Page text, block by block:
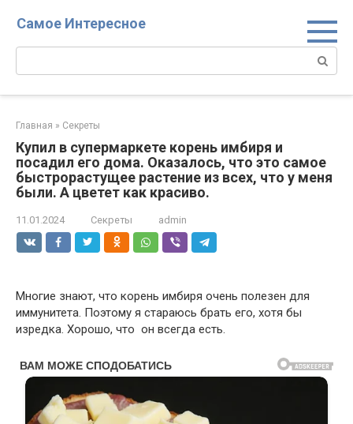
Самое Интересное
Поиск:
Главная » Секреты
Купил в супермаркете корень имбиря и
посадил его дома. Оказалось, что это самое
быстрорастущее растение из всех, что у меня
были. А цветет как красиво.
11.01.2024 Секреты admin
Многие знают, что корень имбиря очень полезен для
иммунитета. Поэтому я стараюсь брать его, хотя бы
изредка. Хорошо, что он всегда есть.